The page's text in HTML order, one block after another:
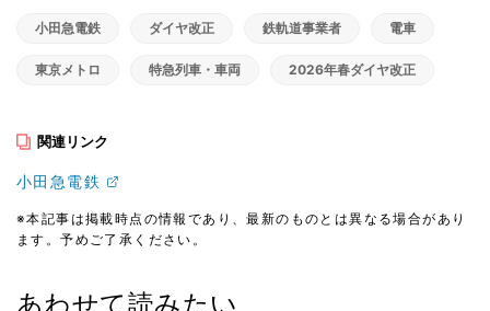
小田急電鉄 ダイヤ改正 鉄軌道事業者 電車
東京メトロ 特急列車・車両 2026年春ダイヤ改正
関連リンク
小田急電鉄
※本記事は掲載時点の情報であり、最新のものとは異なる場合があり
ます。予めご了承ください。
あわせて読みたい